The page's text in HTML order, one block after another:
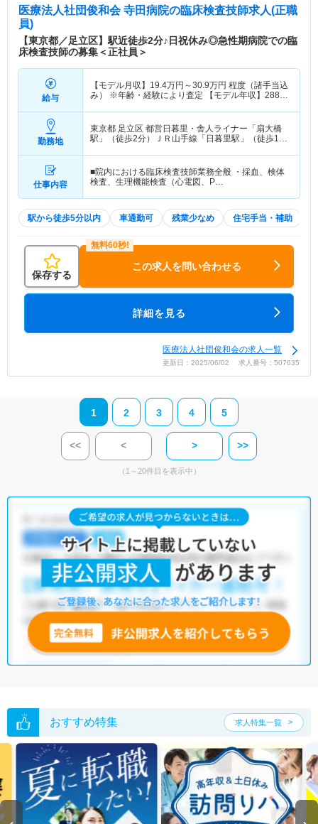
医療法人社団俊和会 寺田病院の臨床検査技師求人(正職
員)
【東京都／足立区】駅近徒歩2分♪日祝休み◎急性期病院での臨
床検査技師の募集＜正社員＞
給与
【モデル月収】 19.4万円～30.9万円 程度（諸手当込
み） ※年齢・経験により査定 【モデル年収】 288万
り査定
勤務地
東京都 足立区 都営日暮里・舎人ライナー「扇大橋
駅」（徒歩2分）ＪＲ山手線「日暮里駅」（徒歩1
仕事内容
■院内における臨床検査技師業務全般 ・採血、検体
検査、生理機能検査（心電図、P…
駅から徒歩5分以内 車通勤可 残業少なめ 住宅手当・補助
保存する
この求人を問い合わせる
詳細を見る
医療法人社団俊和会の求人一覧
更新日：2025/06/02 求人番号：507635
1 2 3 4 5
<< < > >>
（1～20件目を表示中）
おすすめ特集 求人特集一覧